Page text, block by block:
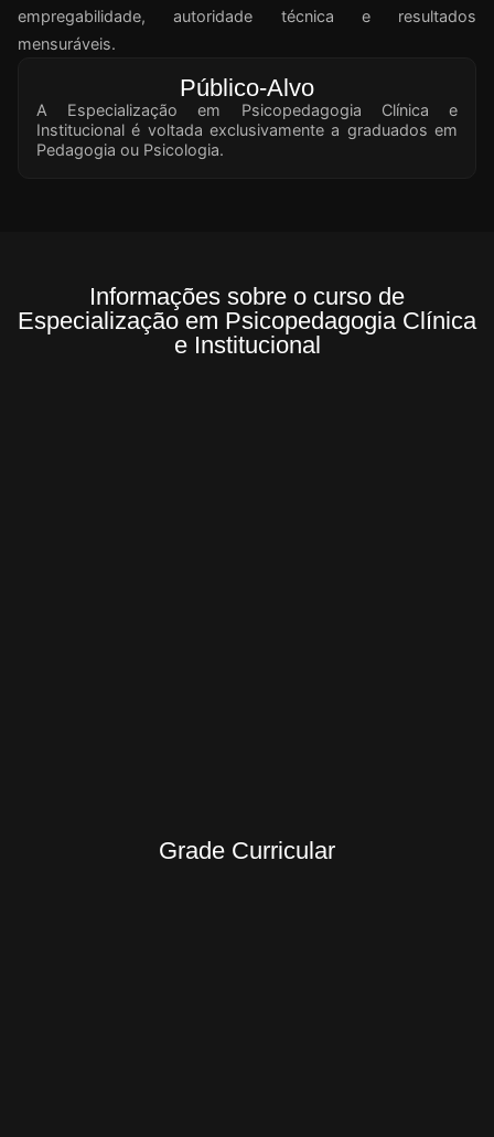
empregabilidade, autoridade técnica e resultados
mensuráveis.
Público-Alvo
A Especialização em Psicopedagogia Clínica e
Institucional é voltada exclusivamente a graduados em
Pedagogia ou Psicologia.
Informações sobre o curso de
Especialização em Psicopedagogia Clínica
e Institucional
Grade Curricular